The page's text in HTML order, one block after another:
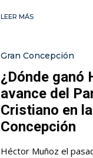
LEER MÁS
Gran Concepción
¿Dónde ganó
avance del
Cristiano en
Concepción
Héctor Muñoz el